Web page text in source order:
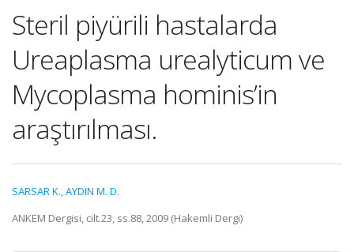
Steril piyürili hastalarda
Ureaplasma urealyticum ve
Mycoplasma hominis’in
araştırılması.
SARSAR K.,AYDIN M. D.
ANKEM Dergisi, cilt.23, ss.88, 2009 (Hakemli Dergi)